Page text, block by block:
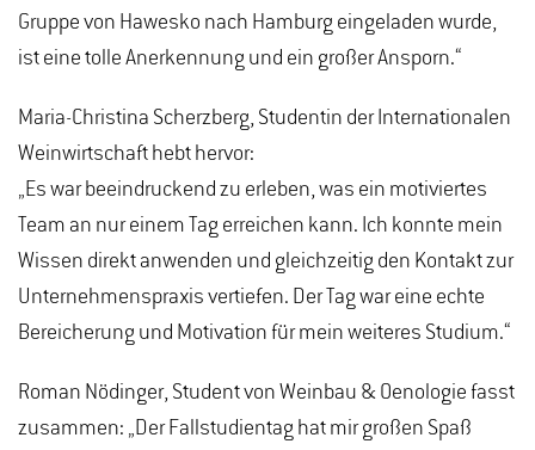
Gruppe von Hawesko nach Hamburg eingeladen wurde,
ist eine tolle Anerkennung und ein großer Ansporn.“
Maria-Christina Scherzberg, Studentin der Internationalen
Weinwirtschaft hebt hervor:
„Es war beeindruckend zu erleben, was ein motiviertes
Team an nur einem Tag erreichen kann. Ich konnte mein
Wissen direkt anwenden und gleichzeitig den Kontakt zur
Unternehmenspraxis vertiefen. Der Tag war eine echte
Bereicherung und Motivation für mein weiteres Studium.“
Roman Nödinger, Student von Weinbau & Oenologie fasst
zusammen: „Der Fallstudientag hat mir großen Spaß